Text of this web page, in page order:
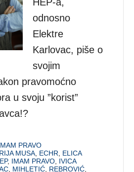
odnosno
Elektre
Karlovac, piše o
svojim
pravomoćno
u svoju ”korist”
PRAVO
MUSA ECHR
ELICA
, IMAM PRAVO IVICA
MIHLETIĆ REBROVIĆ